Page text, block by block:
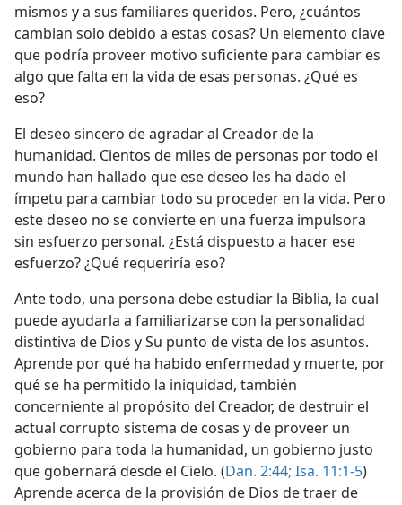
mismos y a sus familiares queridos. Pero, ¿cuántos
cambian solo debido a estas cosas? Un elemento clave
que podría proveer motivo suficiente para cambiar es
algo que falta en la vida de esas personas. ¿Qué es
eso?
El deseo sincero de agradar al Creador de la
humanidad. Cientos de miles de personas por todo el
mundo han hallado que ese deseo les ha dado el
ímpetu para cambiar todo su proceder en la vida. Pero
este deseo no se convierte en una fuerza impulsora
sin esfuerzo personal. ¿Está dispuesto a hacer ese
esfuerzo? ¿Qué requeriría eso?
Ante todo, una persona debe estudiar la Biblia, la cual
puede ayudarla a familiarizarse con la personalidad
distintiva de Dios y Su punto de vista de los asuntos.
Aprende por qué ha habido enfermedad y muerte, por
qué se ha permitido la iniquidad, también
concerniente al propósito del Creador, de destruir el
actual corrupto sistema de cosas y de proveer un
gobierno para toda la humanidad, un gobierno justo
que gobernará desde el Cielo. (Dan. 2:44; Isa. 11:1-5)
Aprende acerca de la provisión de Dios de traer de